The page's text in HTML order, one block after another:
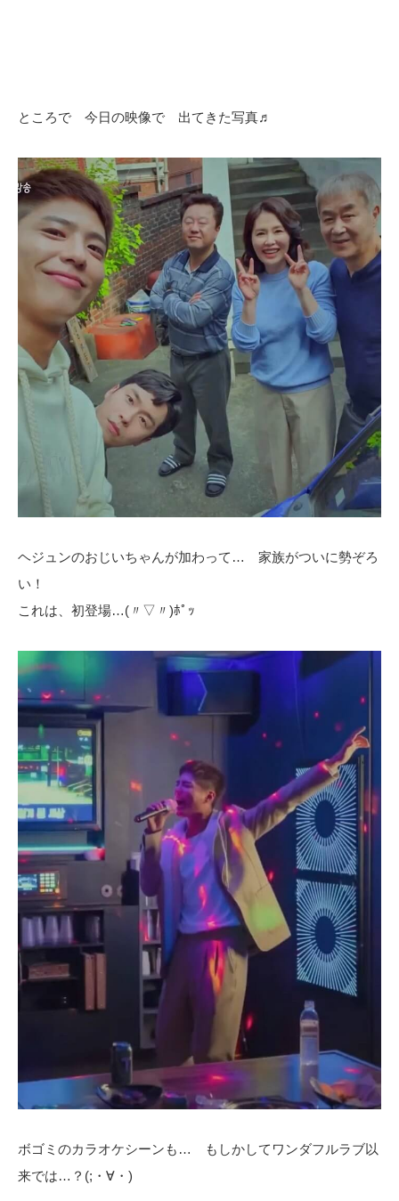
ところで 今日の映像で 出てきた写真♬
ヘジュンのおじいちゃんが加わって… 家族がついに勢ぞろ
い！
これは、初登場…(〃▽〃)ﾎﾟｯ
ボゴミのカラオケシーンも… もしかしてワンダフルラブ以
来では…？(;・∀・)